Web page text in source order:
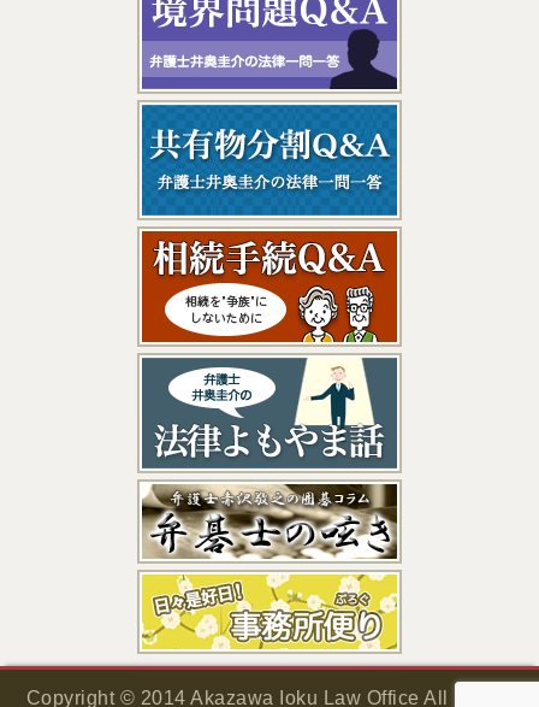
Copyright © 2014 Akazawa Ioku Law Office All Rights